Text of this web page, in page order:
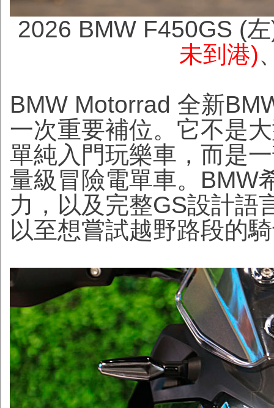
2026 BMW F450GS (
未到港)
BMW Motorrad 全新
一次重要補位。它不是
單純入門玩樂車，而是
量級冒險電單車。BMW
力，以及完整GS設計語
以至想嘗試越野路段的